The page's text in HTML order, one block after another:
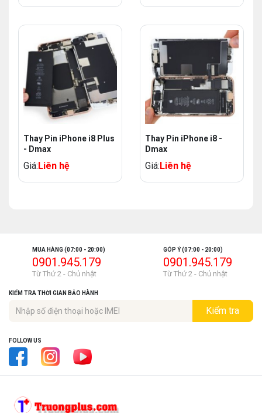
Thay Pin iPhone i8 Plus
- Dmax
Giá:Liên hệ
Thay Pin iPhone i8 -
Dmax
Giá:Liên hệ
MUA HÀNG (07:00 - 20:00)
0901.945.179
Từ Thứ 2 - Chủ nhật
GÓP Ý (07:00 - 20:00)
0901.945.179
Từ Thứ 2 - Chủ nhật
KIỂM TRA THỜI GIAN BẢO HÀNH
Kiểm tra
FOLLOW US